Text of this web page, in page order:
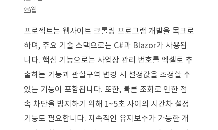
웹
프로젝트는 웹사이트 크롤링 프로그램 개발을 목표로
하며, 주요 기술 스택으로는 C#과 Blazor가 사용됩
니다. 핵심 기능으로는 사업장 관리 번호를 엑셀로 추
출하는 기능과 관할구역 변경 시 설정값을 조정할 수
있는 기능이 포함됩니다. 또한, 빠른 조회로 인한 접
속 차단을 방지하기 위해 1~5초 사이의 시간차 설정
기능도 필요합니다. 지속적인 유지보수가 가능한 개